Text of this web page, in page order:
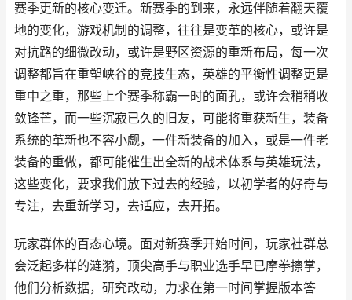
赛季更新的核心变迁。新赛季的到来，永远伴随着翻天覆
地的变化，游戏机制的调整，往往是变革的核心，或许是
对抗路的细微改动，或许是野区资源的重新布局，每一次
调整都旨在重塑峡谷的竞技生态，英雄的平衡性调整更是
重中之重，那些上个赛季称霸一时的面孔，或许会稍稍收
敛锋芒，而一些沉寂已久的旧友，可能将重获新生，装备
系统的革新也不容小觑，一件新装备的加入，或是一件老
装备的重做，都可能催生出全新的战术体系与英雄玩法，
这些变化，要求我们放下过去的经验，以初学者的好奇与
专注，去重新学习，去适应，去开拓。
玩家群体的百态心境。面对新赛季开始时间，玩家社群总
会泛起多样的涟漪，顶尖高手与职业选手早已摩拳擦掌，
他们分析数据，研究改动，力求在第一时间掌握版本答